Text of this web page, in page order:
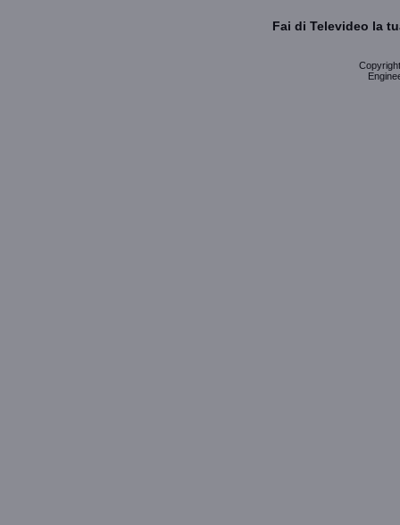
Fai di Televideo la